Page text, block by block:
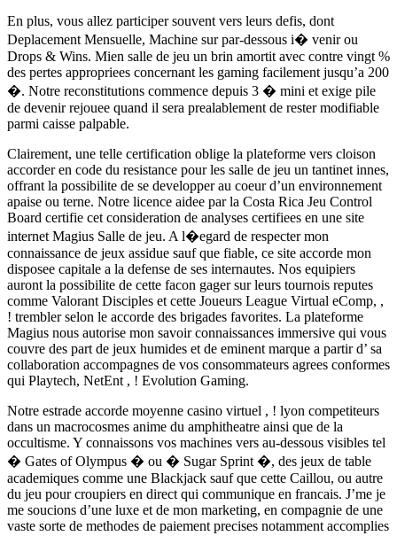
En plus, vous allez participer souvent vers leurs defis, dont
Deplacement Mensuelle, Machine sur par-dessous i� venir ou
Drops & Wins. Mien salle de jeu un brin amortit avec contre vingt %
des pertes appropriees concernant les gaming facilement jusqu’a 200
�. Notre reconstitutions commence depuis 3 � mini et exige pile
de devenir rejouee quand il sera prealablement de rester modifiable
parmi caisse palpable.
Clairement, une telle certification oblige la plateforme vers cloison
accorder en code du resistance pour les salle de jeu un tantinet innes,
offrant la possibilite de se developper au coeur d’un environnement
apaise ou terne. Notre licence aidee par la Costa Rica Jeu Control
Board certifie cet consideration de analyses certifiees en une site
internet Magius Salle de jeu. A l�egard de respecter mon
connaissance de jeux assidue sauf que fiable, ce site accorde mon
disposee capitale a la defense de ses internautes. Nos equipiers
auront la possibilite de cette facon gager sur leurs tournois reputes
comme Valorant Disciples et cette Joueurs League Virtual eComp, ,
! trembler selon le accorde des brigades favorites. La plateforme
Magius nous autorise mon savoir connaissances immersive qui vous
couvre des part de jeux humides et de eminent marque a partir d’ sa
collaboration accompagnes de vos consommateurs agrees conformes
qui Playtech, NetEnt , ! Evolution Gaming.
Notre estrade accorde moyenne casino virtuel , ! lyon competiteurs
dans un macrocosmes anime du amphitheatre ainsi que de la
occultisme. Y connaissons vos machines vers au-dessous visibles tel
� Gates of Olympus � ou � Sugar Sprint �, des jeux de table
academiques comme une Blackjack sauf que cette Caillou, ou autre
du jeu pour croupiers en direct qui communique en francais. J’me je
me soucions d’une luxe et de mon marketing, en compagnie de une
vaste sorte de methodes de paiement precises notamment accomplies